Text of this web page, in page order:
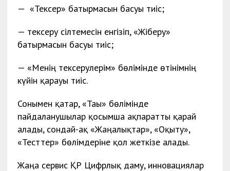
— «Тексер» батырмасын басуы тиіс;
— тексеру сілтемесін енгізіп, «Жіберу»
батырмасын басуы тиіс;
— «Менің тексерулерім» бөлімінде өтінімнің
күйін қарауы тиіс.
Сонымен қатар, «Тағы» бөлімінде
пайдаланушылар қосымша ақпаратты қарай
алады, сондай-ақ «Жаңалықтар», «Оқыту»,
«Тесттер» бөлімдеріне қол жеткізе алады.
Жаңа сервис ҚР Цифрлық даму, инновациялар